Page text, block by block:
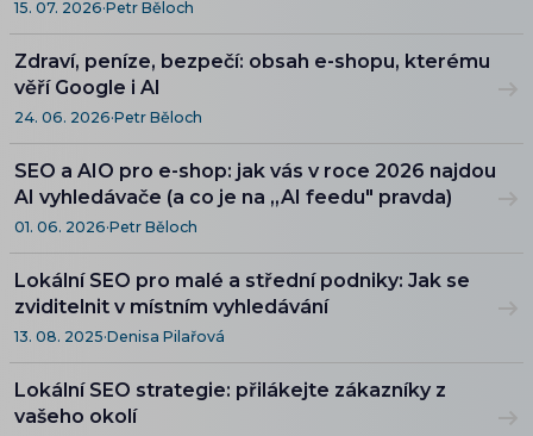
15. 07. 2026·Petr Běloch
Zdraví, peníze, bezpečí: obsah e-shopu, kterému
věří Google i AI
24. 06. 2026·Petr Běloch
SEO a AIO pro e-shop: jak vás v roce 2026 najdou
AI vyhledávače (a co je na „AI feedu" pravda)
01. 06. 2026·Petr Běloch
Lokální SEO pro malé a střední podniky: Jak se
zviditelnit v místním vyhledávání
13. 08. 2025·Denisa Pilařová
Lokální SEO strategie: přilákejte zákazníky z
vašeho okolí